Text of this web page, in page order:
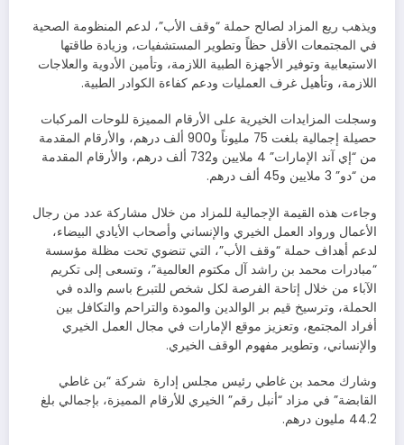
ويذهب ريع المزاد لصالح حملة “وقف الأب”، لدعم المنظومة الصحية
في المجتمعات الأقل حظاً وتطوير المستشفيات، وزيادة طاقتها
الاستيعابية وتوفير الأجهزة الطبية اللازمة، وتأمين الأدوية والعلاجات
اللازمة، وتأهيل غرف العمليات ودعم كفاءة الكوادر الطبية.
وسجلت المزايدات الخيرية على الأرقام المميزة للوحات المركبات
حصيلة إجمالية بلغت 75 مليوناً و900 ألف درهم، والأرقام المقدمة
من “إي آند الإمارات” 4 ملايين و732 ألف درهم، والأرقام المقدمة
من “دو” 3 ملايين و45 ألف درهم.
وجاءت هذه القيمة الإجمالية للمزاد من خلال مشاركة عدد من رجال
الأعمال ورواد العمل الخيري والإنساني وأصحاب الأيادي البيضاء،
لدعم أهداف حملة “وقف الأب”، التي تنضوي تحت مظلة مؤسسة
“مبادرات محمد بن راشد آل مكتوم العالمية”، وتسعى إلى تكريم
الآباء من خلال إتاحة الفرصة لكل شخص للتبرع باسم والده في
الحملة، وترسيخ قيم بر الوالدين والمودة والتراحم والتكافل بين
أفراد المجتمع، وتعزيز موقع الإمارات في مجال العمل الخيري
والإنساني، وتطوير مفهوم الوقف الخيري.
وشارك محمد بن غاطي رئيس مجلس إدارة شركة “بن غاطي
القابضة” في مزاد “أنبل رقم” الخيري للأرقام المميزة، بإجمالي بلغ
44.2 مليون درهم.